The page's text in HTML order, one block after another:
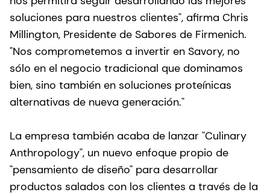
soluciones para nuestros clientes", afirma Chris
Millington, Presidente de Sabores de Firmenich.
"Nos comprometemos a invertir en Savory, no
sólo en el negocio tradicional que dominamos
bien, sino también en soluciones proteínicas
alternativas de nueva generación."
La empresa también acaba de lanzar "Culinary
Anthropology", un nuevo enfoque propio de
"pensamiento de diseño" para desarrollar
productos salados con los clientes a través de la